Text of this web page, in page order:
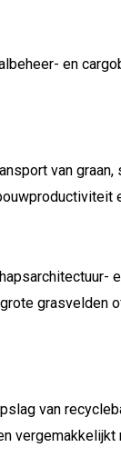
en
van
grasvelden
van